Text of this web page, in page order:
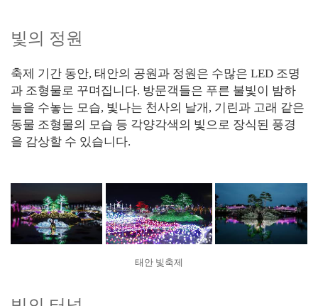
빛의 정원
축제 기간 동안, 태안의 공원과 정원은 수많은 LED 조명
과 조형물로 꾸며집니다. 방문객들은 푸른 불빛이 밤하
늘을 수놓는 모습, 빛나는 천사의 날개, 기린과 고래 같은
동물 조형물의 모습 등 각양각색의 빛으로 장식된 풍경
을 감상할 수 있습니다.
태안 빛축제